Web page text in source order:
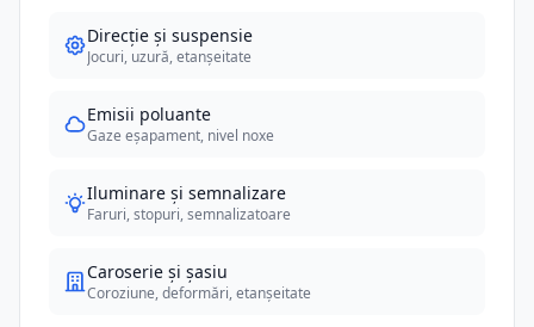
Direcție și suspensie
Jocuri, uzură, etanșeitate
Emisii poluante
Gaze eșapament, nivel noxe
Iluminare și semnalizare
Faruri, stopuri, semnalizatoare
Caroserie și șasiu
Coroziune, deformări, etanșeitate